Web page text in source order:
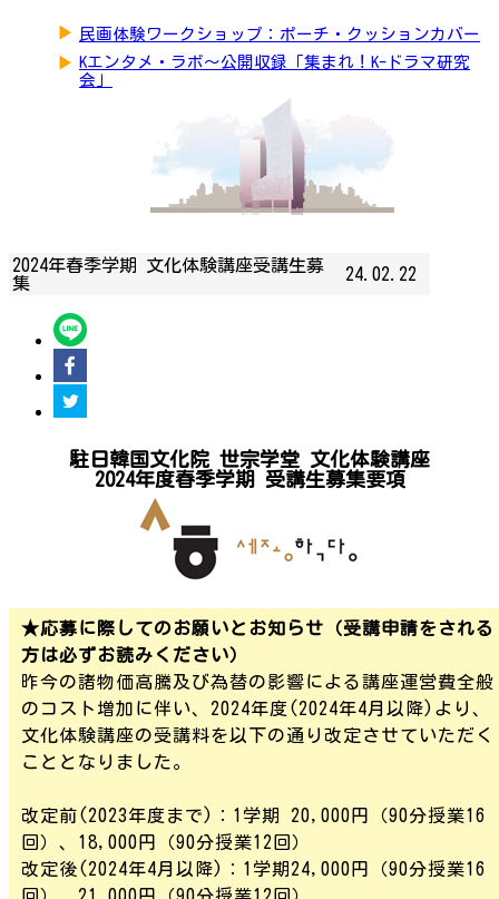
▶ 民画体験ワークショップ：ポーチ・クッションカバー
▶ Kエンタメ・ラボ～公開収録「集まれ！K-ドラマ研究
会」
2024年春季学期 文化体験講座受講生募
集
24.02.22
駐日韓国文化院 世宗学堂 文化体験講座
2024年度春季学期 受講生募集要項
★応募に際してのお願いとお知らせ（受講申請をされる
方は必ずお読みください）
昨今の諸物価高騰及び為替の影響による講座運営費全般
のコスト増加に伴い、2024年度(2024年4月以降)より、
文化体験講座の受講料を以下の通り改定させていただく
こととなりました。
改定前(2023年度まで)：1学期 20,000円（90分授業16
回）、18,000円（90分授業12回）
改定後(2024年4月以降)：1学期24,000円（90分授業16